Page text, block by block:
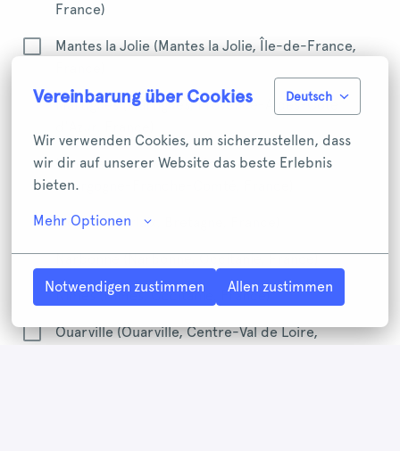
Vereinbarung über Cookies Deutsch
Wir verwenden Cookies, um sicherzustellen, dass
wir dir auf unserer Website das beste Erlebnis
bieten.
Mehr Optionen
Notwendigen zustimmen Allen zustimmen
France)
Mantes la Jolie (Mantes la Jolie, Île-de-France,
Martigues (Martigues, Provence-Alpes-Côte
Montceau-les-Mines (Montceau-les-Mines,
Bourgogne-Franche-Comté, France)
Morlaix (Morlaix, Bretagne, France)
Narbonne (Narbonne, Occitanie, France)
Nîmes (Nîmes, Occitanie, France)
Ouarville (Ouarville, Centre-Val de Loire,